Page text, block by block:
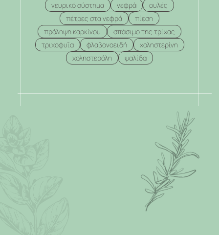
νευρικό σύστημα
νεφρά
ουλές
πέτρες στα νεφρά
πίεση
πρόληψη καρκίνου
σπάσιμο της τρίχας
τριχοφυΐα
φλαβονοειδή
χοληστερίνη
χοληστερόλη
ψαλίδα
.